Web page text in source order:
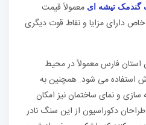
تیشه ای معمولاً قیمت
خاص دارای مزایا و نقاط قوت دیگری
فارس معمولاً در محیط
استفاده می شود. همچنین به
و نمای ساختمان نیز امکان
دکوراسیون از این سنگ نادر